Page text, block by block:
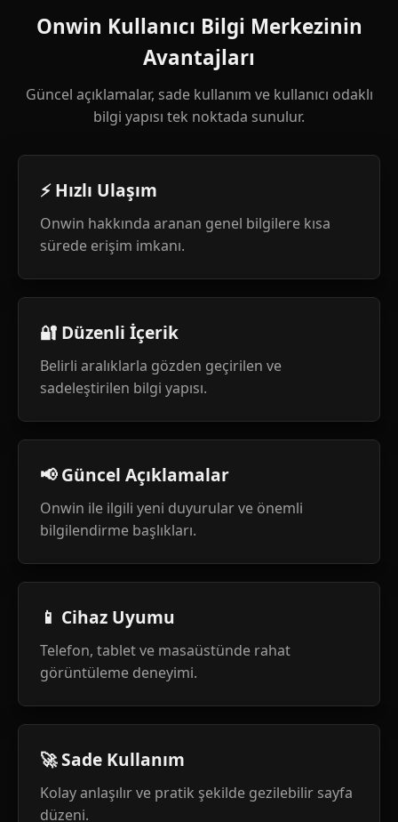
Onwin Kullanıcı Bilgi Merkezinin
Avantajları
Güncel açıklamalar, sade kullanım ve kullanıcı odaklı
bilgi yapısı tek noktada sunulur.
⚡ Hızlı Ulaşım
Onwin hakkında aranan genel bilgilere kısa
sürede erişim imkanı.
🔐 Düzenli İçerik
Belirli aralıklarla gözden geçirilen ve
sadeleştirilen bilgi yapısı.
📢 Güncel Açıklamalar
Onwin ile ilgili yeni duyurular ve önemli
bilgilendirme başlıkları.
📱 Cihaz Uyumu
Telefon, tablet ve masaüstünde rahat
görüntüleme deneyimi.
🚀 Sade Kullanım
Kolay anlaşılır ve pratik şekilde gezilebilir sayfa
düzeni.